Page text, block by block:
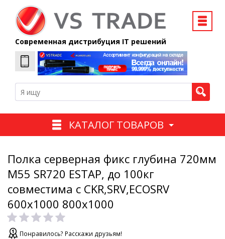
Современная дистрибуция IT решений
КАТАЛОГ ТОВАРОВ
Полка серверная фикс глубина 720мм
M55 SR720 ESTAP, до 100кг
совместима с CKR,SRV,ECOSRV
600x1000 800x1000
Понравилось? Расскажи друзьям!